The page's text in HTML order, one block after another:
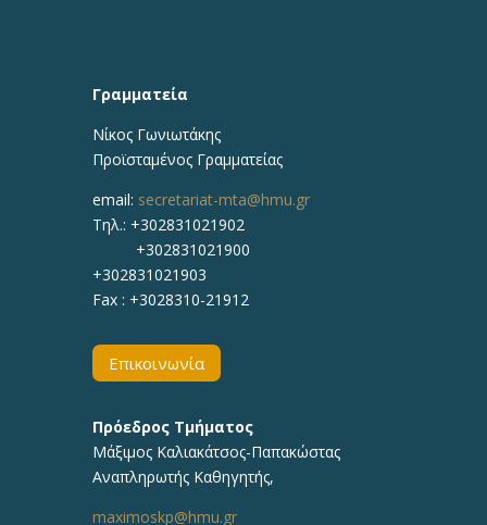
Γραμματεία
Νίκος Γωνιωτάκης
Προϊσταμένος Γραμματείας
email: secretariat-mta@hmu.gr
Τηλ.: +302831021902
+302831021900
+302831021903
Fax : +3028310-21912
Επικοινωνία
Πρόεδρος Τμήματος
Μάξιμος Καλιακάτσος-Παπακώστας
Αναπληρωτής Καθηγητής,
maximoskp@hmu.gr